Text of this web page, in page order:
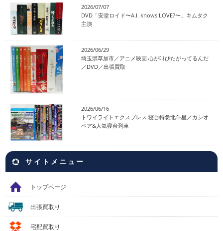
2026/07/07
DVD「安堂ロイド〜A.I. knows LOVE?〜」キムタク
主演
2026/06/29
埼玉県草加市／アニメ映画 心が叫びたがってるんだ
／DVD／出張買取
2026/06/16
トワイライトエクスプレス 寝台特急北斗星／カシオ
ペア&人気寝台列車
サイトメニュー
トップページ
出張買取り
宅配買取り